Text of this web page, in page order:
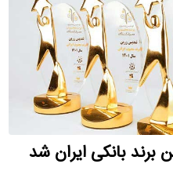
برند بانکی ایران شد